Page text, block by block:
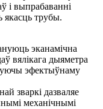
і выпрабаванні
якасць трубы.
эканамічна
вялікага дыяметра
эфектыўнаму
зваркі дазваляе
механічнымі